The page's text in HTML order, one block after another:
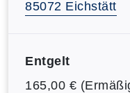
85072 Eichstätt
Entgelt
165,00 €